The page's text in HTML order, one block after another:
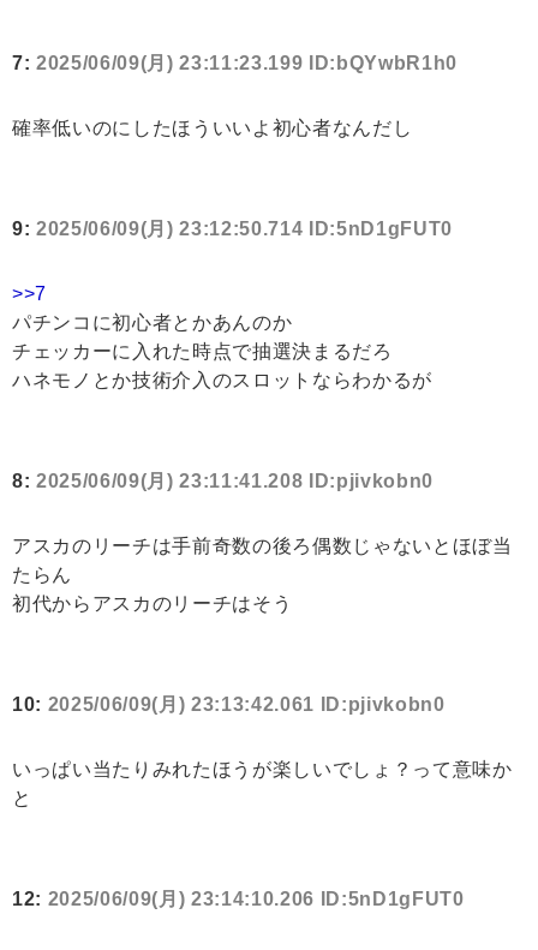
7: 2025/06/09(月) 23:11:23.199 ID:bQYwbR1h0
確率低いのにしたほういいよ初心者なんだし
9: 2025/06/09(月) 23:12:50.714 ID:5nD1gFUT0
>>7
パチンコに初心者とかあんのか
チェッカーに入れた時点で抽選決まるだろ
ハネモノとか技術介入のスロットならわかるが
8: 2025/06/09(月) 23:11:41.208 ID:pjivkobn0
アスカのリーチは手前奇数の後ろ偶数じゃないとほぼ当
たらん
初代からアスカのリーチはそう
10: 2025/06/09(月) 23:13:42.061 ID:pjivkobn0
いっぱい当たりみれたほうが楽しいでしょ？って意味か
と
12: 2025/06/09(月) 23:14:10.206 ID:5nD1gFUT0